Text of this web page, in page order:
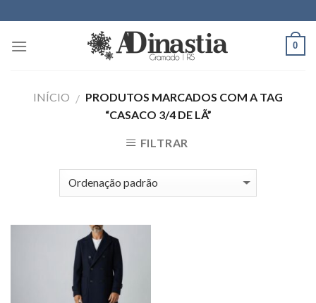
to
content
0
INÍCIO / PRODUTOS MARCADOS COM A TAG
“CASACO 3/4 DE LÃ”
FILTRAR